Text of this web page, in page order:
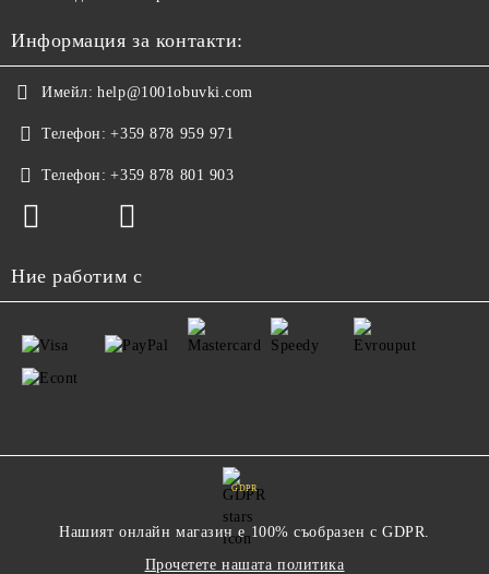
Информация за контакти:
Имейл: help@1001obuvki.com
Телефон: +359 878 959 971
Телефон: +359 878 801 903
Ние работим с
GDPR
Нашият онлайн магазин е 100% съобразен с GDPR.
Прочетете нашата политика